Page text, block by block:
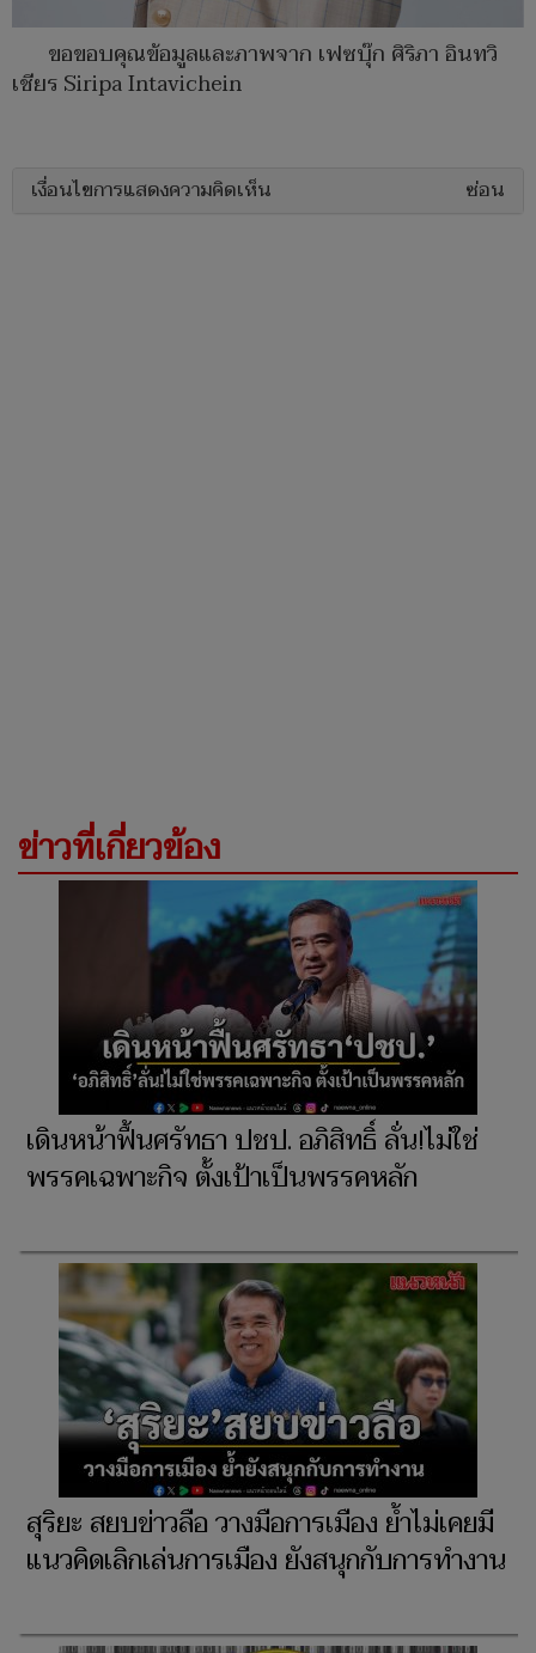
ขอขอบคุณข้อมูลและภาพจาก เฟซบุ๊ก ศิริภา อินทวิ
เชียร Siripa Intavichein
เงื่อนไขการแสดงความคิดเห็น ซ่อน
ข่าวที่เกี่ยวข้อง
เดินหน้าฟื้นศรัทธา ปชป. อภิสิทธิ์ ลั่น!ไม่ใช่
พรรคเฉพาะกิจ ตั้งเป้าเป็นพรรคหลัก
สุริยะ สยบข่าวลือ วางมือการเมือง ย้ำไม่เคยมี
แนวคิดเลิกเล่นการเมือง ยังสนุกกับการทำงาน